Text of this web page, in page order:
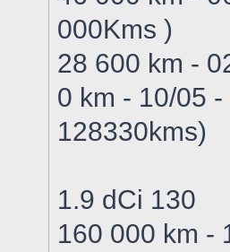
000Kms )
28 600 km -
0 km - 10/05
128330kms)
1.9 dCi 130
160 000 km -